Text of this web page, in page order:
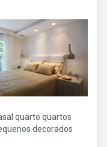
quarto quartos
decorados